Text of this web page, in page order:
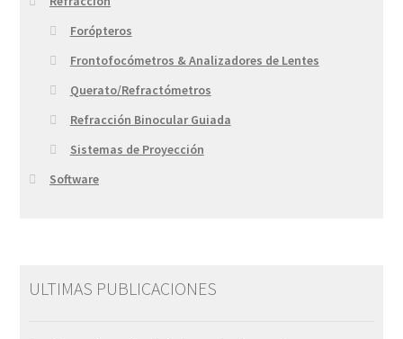
Forópteros
Frontofocómetros & Analizadores de Lentes
Querato/Refractómetros
Refracción Binocular Guiada
Sistemas de Proyección
Software
ULTIMAS PUBLICACIONES